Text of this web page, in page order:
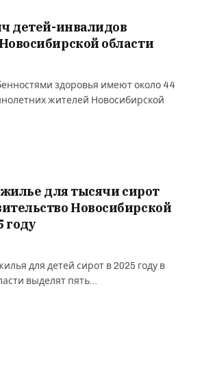
детей-инвалидов
области
здоровья имеют около 44
жителей Новосибирской
для тысячи сирот
Новосибирской
году
для детей сирот в 2025 году в
выделят пять…